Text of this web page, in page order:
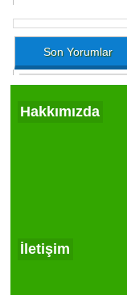
Son Yorumlar
Hakkımızda
İletişim